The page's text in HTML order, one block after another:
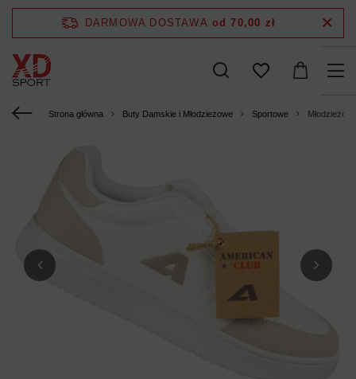
DARMOWA DOSTAWA od 70,00 zł
Strona główna Buty Damskie i Młodzieżowe Sportowe